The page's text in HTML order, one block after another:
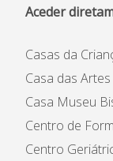
Aceder
Casas da
Casa das
Casa Museu
Centro de
Centro